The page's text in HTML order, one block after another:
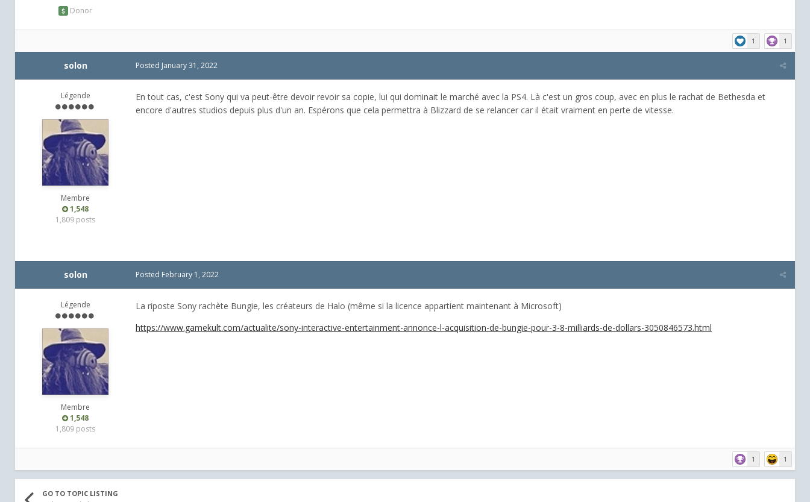
Donor
1 1
solon
Légende
Membre
1,548
1,809 posts
Posted January 31, 2022
En tout cas, c'est Sony qui va peut-être devoir revoir sa copie, lui qui dominait le marché avec la PS4. Là c'est un gros coup, avec en plus le rachat de Bethesda et
encore d'autres studios depuis plus d'un an. Espérons que cela permettra à Blizzard de se relancer car il était vraiment en perte de vitesse.
solon
Légende
Membre
1,548
1,809 posts
Posted February 1, 2022
La riposte Sony rachète Bungie, les créateurs de Halo (même si la licence appartient maintenant à Microsoft)
https://www.gamekult.com/actualite/sony-interactive-entertainment-annonce-l-acquisition-de-bungie-pour-3-8-milliards-de-dollars-3050846573.html
1 1
GO TO TOPIC LISTING